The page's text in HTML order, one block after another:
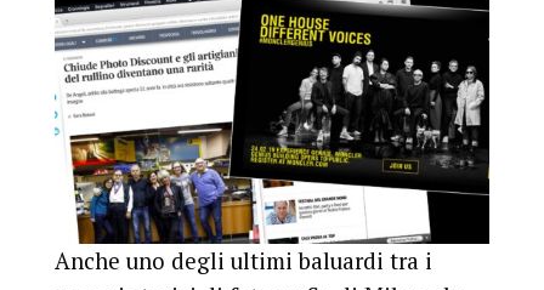
Anche uno degli ultimi baluardi tra i